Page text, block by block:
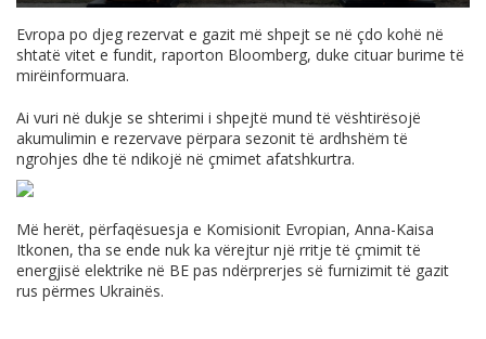
Evropa po djeg rezervat e gazit më shpejt se në çdo kohë në
shtatë vitet e fundit, raporton Bloomberg, duke cituar burime të
mirëinformuara.
Ai vuri në dukje se shterimi i shpejtë mund të vështirësojë
akumulimin e rezervave përpara sezonit të ardhshëm të
ngrohjes dhe të ndikojë në çmimet afatshkurtra.
Më herët, përfaqësuesja e Komisionit Evropian, Anna-Kaisa
Itkonen, tha se ende nuk ka vërejtur një rritje të çmimit të
energjisë elektrike në BE pas ndërprerjes së furnizimit të gazit
rus përmes Ukrainës.